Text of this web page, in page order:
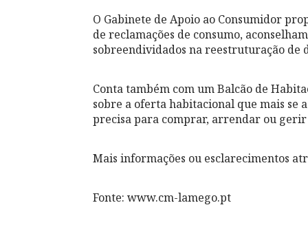
O Gabinete de Apoio ao Consumidor
de reclamações de consumo,
sobreendividados na reestruturação de
Conta também com um Balcão de
sobre a oferta habitacional que mais se
precisa para comprar, arrendar ou gerir
Mais informações ou esclarecimentos
Fonte: www.cm-lamego.pt